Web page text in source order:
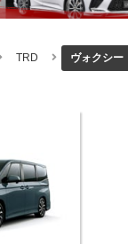
TRD ヴォクシー